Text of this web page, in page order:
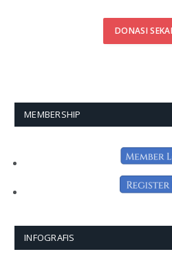
DONASI
MEMBERSHIP
INFOGRAFIS